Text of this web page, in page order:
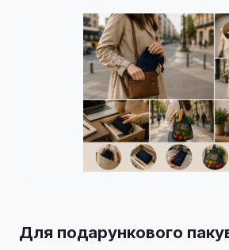
Для подарункового